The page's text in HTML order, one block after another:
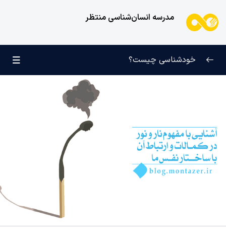
مدرسه انسان‌شناسی منتظر
کودک عزیز روان
انسان و میل بی‌نهایت
انسان چه چیزی نیست؟
0/20
هدف خلقت و جایگاه انسان 0/7
خودشناسی چیست؟